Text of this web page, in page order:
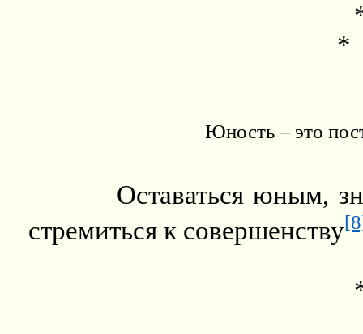
*
Юность – это
Оставаться юным,
стремиться к совершенству